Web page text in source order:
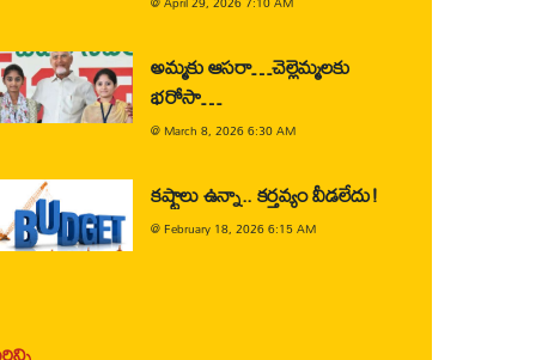
అమ్మకు ఆసరా…చెల్లెమ్మలకు
భరోసా…
@ March 8, 2026 6:30 AM
కష్టాలు ఉన్నా.. కర్తవ్యం వీడలేదు!
@February 18, 2026 6:15 AM